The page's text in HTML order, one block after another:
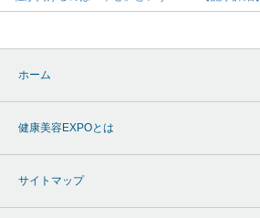
ホーム
健康美容EXPOとは
サイトマップ